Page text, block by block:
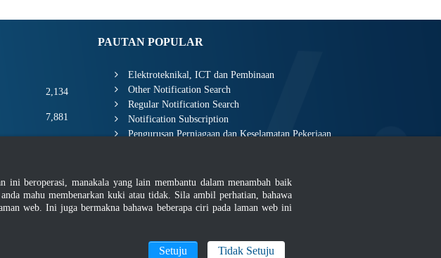
2,134
7,881
2,671,207
PAUTAN POPULAR
Elektroteknikal, ICT dan Pembinaan
Other Notification Search
Regular Notification Search
Notification Subscription
Pengurusan Perniagaan dan Keselamatan Pekerjaan
ini beroperasi, manakala yang lain membantu dalam menambah baik
mahu membenarkan kuki atau tidak. Sila ambil perhatian, bahawa
web. Ini juga bermakna bahawa beberapa ciri pada laman web ini
Setuju Tidak Setuju